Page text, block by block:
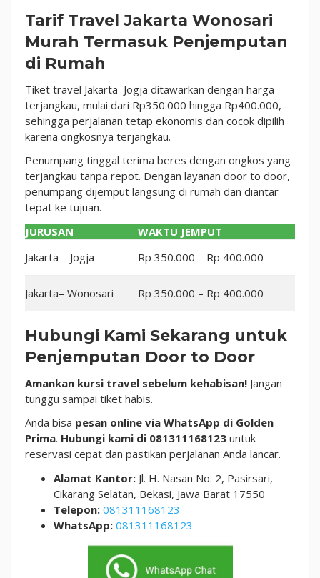
Tarif Travel Jakarta Wonosari
Murah Termasuk Penjemputan
di Rumah
Tiket travel Jakarta–Jogja ditawarkan dengan harga
terjangkau, mulai dari Rp350.000 hingga Rp400.000,
sehingga perjalanan tetap ekonomis dan cocok dipilih
karena ongkosnya terjangkau.
Penumpang tinggal terima beres dengan ongkos yang
terjangkau tanpa repot. Dengan layanan door to door,
penumpang dijemput langsung di rumah dan diantar
tepat ke tujuan.
JURUSAN
WAKTU JEMPUT
Jakarta – Jogja
Rp 350.000 – Rp 400.000
Jakarta– Wonosari Rp 350.000 – Rp 400.000
Hubungi Kami Sekarang untuk
Penjemputan Door to Door
Amankan kursi travel sebelum kehabisan! Jangan
tunggu sampai tiket habis.
Anda bisa pesan online via WhatsApp di Golden
Prima. Hubungi kami di 081311168123 untuk
reservasi cepat dan pastikan perjalanan Anda lancar.
Alamat Kantor: Jl. H. Nasan No. 2, Pasirsari,
Cikarang Selatan, Bekasi, Jawa Barat 17550
Telepon: 081311168123
WhatsApp: 081311168123